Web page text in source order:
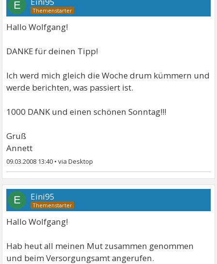
E
Hallo Wolfgang!
DANKE für deinen Tipp!
Ich werd mich gleich die Woche drum kümmern und
werde berichten, was passiert ist.
1000 DANK und einen schönen Sonntag!!!
Gruß
Annett
09.03.2008 13:40 •
E Eini95
Hallo Wolfgang!
Hab heut all meinen Mut zusammen genommen
und beim Versorgungsamt angerufen.